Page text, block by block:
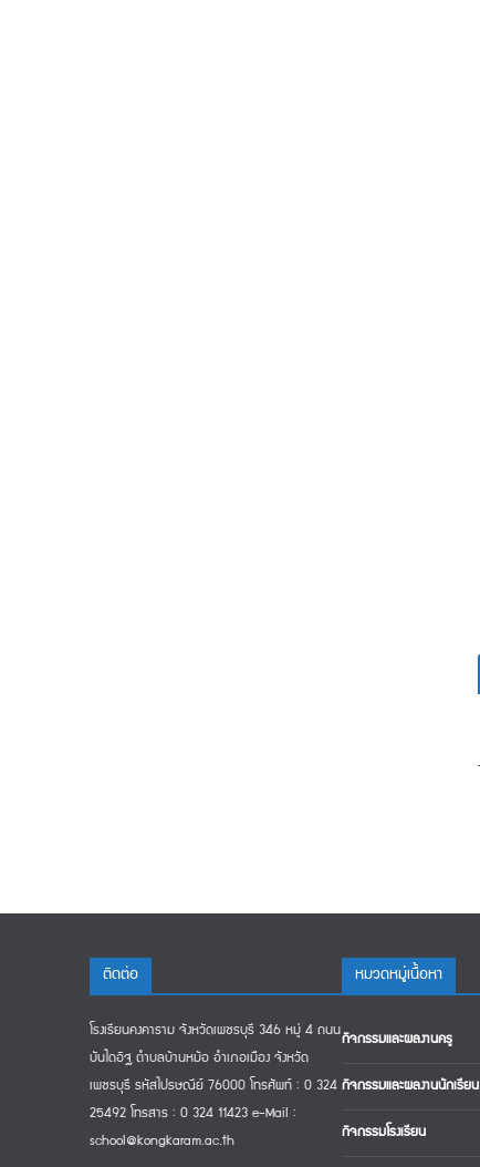
ติดต่อ
โรงเรียนคงคาราม จังหวัดเพชรบุรี 346 หมู่ 4 ถนน
บันไดอิฐ ตำบลบ้านหม้อ อำเภอเมือง จังหวัด
เพชรบุรี รหัสไปรษณีย์ 76000 โทรศัพท์ : 0 324
25492 โทรสาร : 0 324 11423 e-Mail :
school@kongkaram.ac.th
หมวดหมู่เนืื้อหา
กิจกรรมและผลงานครู
กิจกรรมและผลงานนักเรียน
กิจกรรมโรงเรียน